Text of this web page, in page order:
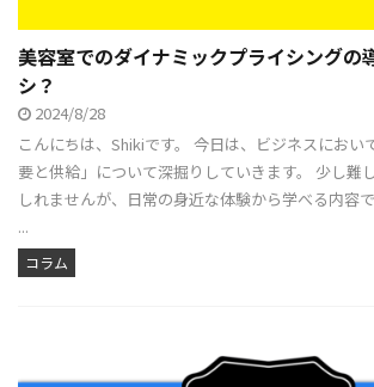
美容室でのダイナミックプライシングの
シ？
2024/8/28
こんにちは、Shikiです。 今日は、ビジネスにおい
要と供給」について深掘りしていきます。 少し難
しれませんが、日常の身近な体験から学べる内容
...
コラム